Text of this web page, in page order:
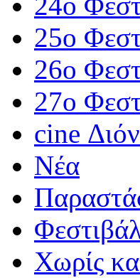
25ο
26ο
27ο
cine
Νέα
Χωρίς